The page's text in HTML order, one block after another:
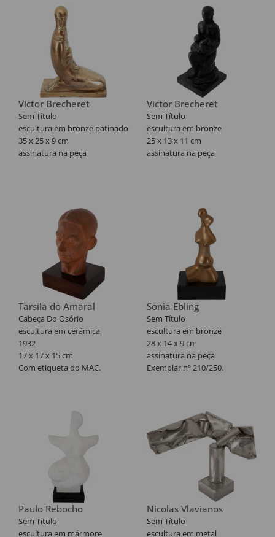
"A Realidade Máxima das
Coisas" de Jacob Klintowitz,
2024, pág. 105.
Victor Brecheret
Sem Título
escultura em bronze patinado
35 x 25 x 9 cm
assinatura na peça
Victor Brecheret
Sem Título
escultura em bronze
25 x 13 x 11 cm
assinatura na peça
Tarsila do Amaral
Cabeça Do Osório
escultura em cerâmica
1932
17 x 17 x 15 cm
Com etiqueta do MAC.
Sonia Ebling
Sem Título
escultura em bronze
28 x 14 x 9 cm
assinatura na peça
Exemplar nº 210/250.
Paulo Rebocho
Sem Título
escultura em mármore
Nicolas Vlavianos
Sem Título
escultura em metal